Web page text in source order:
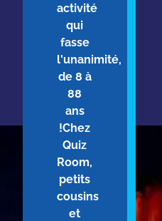
activité
qui
fasse
l'unanimité,
de 8 à
88
ans
!Chez
Quiz
Room,
petits
cousins
et